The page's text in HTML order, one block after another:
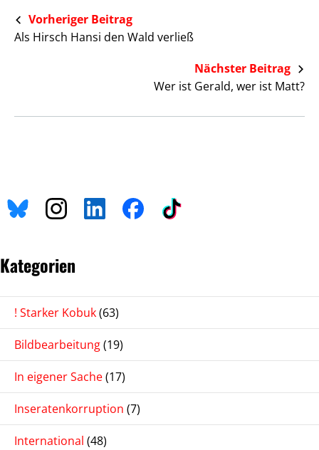
Vorheriger Beitrag
Als Hirsch Hansi den Wald verließ
Nächster Beitrag
Wer ist Gerald, wer ist Matt?
Kategorien
! Starker Kobuk(63)
Bildbearbeitung(19)
In eigener Sache(17)
Inseratenkorruption (7)
International (48)